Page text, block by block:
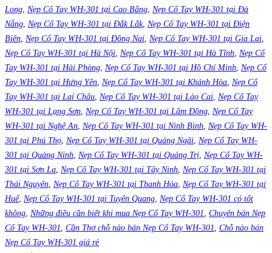
Long Nẹp Cổ Tay WH-301 tại Cao Bằng Nẹp Cổ Tay WH-301 tại Đà
Nẵng Nẹp Cổ Tay WH-301 tại Đắk Lắk, Nẹp Cổ Tay WH-301 tại Điện
Biên Nẹp Cổ Tay WH-301 tại Đồng Nai Nẹp Cổ Tay WH-301 tại Gia Lai
Nẹp Cổ Tay WH-301 tại Hà Nội Nẹp Cổ Tay WH-301 tại Hà Tĩnh Nẹp Cổ
Tay WH-301 tại Hải Phòng Nẹp Cổ Tay WH-301 tại Hồ Chí Minh Nẹp Cổ
Tay WH-301 tại Hưng Yên Nẹp Cổ Tay WH-301 tại Khánh Hòa Nẹp Cổ
Tay WH-301 tại Lai Châu Nẹp Cổ Tay WH-301 tại Lào Cai Nẹp Cổ Tay
WH-301 tại Lạng Sơn Nẹp Cổ Tay WH-301 tại Lâm Đồng Nẹp Cổ Tay
WH-301 tại Nghệ An Nẹp Cổ Tay WH-301 tại Ninh Bình Nẹp Cổ Tay WH-
301 tại Phú Thọ Nẹp Cổ Tay WH-301 tại Quảng Ngãi Nẹp Cổ Tay WH-
301 tại Quảng Ninh Nẹp Cổ Tay WH-301 tại Quảng Trị Nẹp Cổ Tay WH-
301 tại Sơn La Nẹp Cổ Tay WH-301 tại Tây Ninh Nẹp Cổ Tay WH-301 tại
Thái Nguyên Nẹp Cổ Tay WH-301 tại Thanh Hóa Nẹp Cổ Tay WH-301 tại
Huế, Nẹp Cổ Tay WH-301 tại Tuyên Quang Nẹp Cổ Tay WH-301 có tốt
không Những điều cần biết khi mua Nẹp Cổ Tay WH-301 Chuyên bán Nẹp
Cổ Tay WH-301 Cần Thơ chỗ nào bán Nẹp Cổ Tay WH-301 Chỗ nào bán
Nẹp Cổ Tay WH-301 giá rẻ